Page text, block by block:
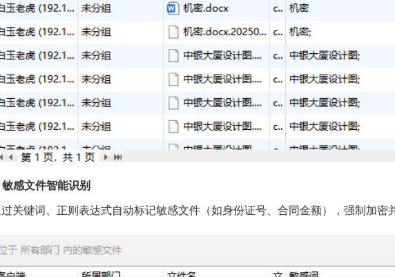
敏感文件智能识别
关键词、正则表达式自动标记敏感文件（如身份证号、合同金额），强制加密